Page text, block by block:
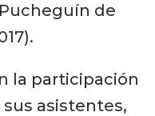
Pucheguín de
la participación
asistentes,